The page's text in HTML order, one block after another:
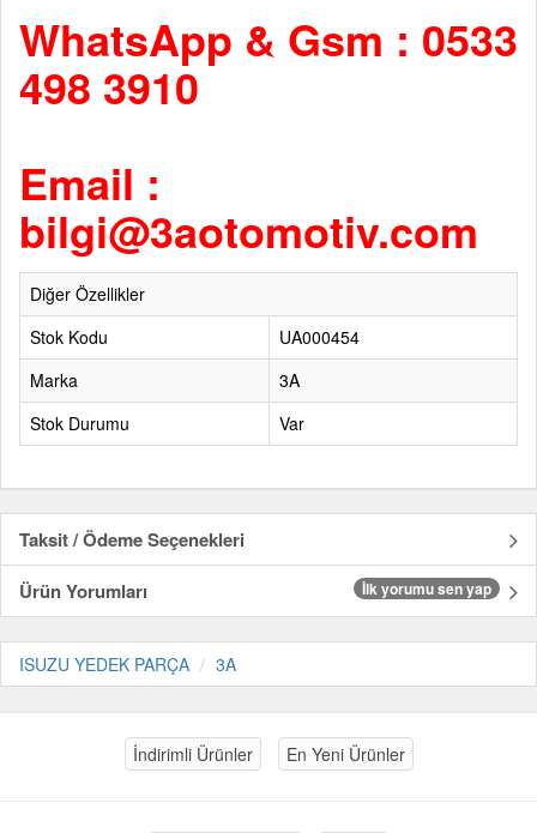
WhatsApp & Gsm : 0533
498 3910
Email :
bilgi@3aotomotiv.com
Diğer Özellikler
Stok Kodu
UA000454
Marka
3A
Stok Durumu
Var
Taksit / Ödeme Seçenekleri
Ürün Yorumları
İlk yorumu sen yap
ISUZU YEDEK PARÇA 3A
İndirimli Ürünler En Yeni Ürünler